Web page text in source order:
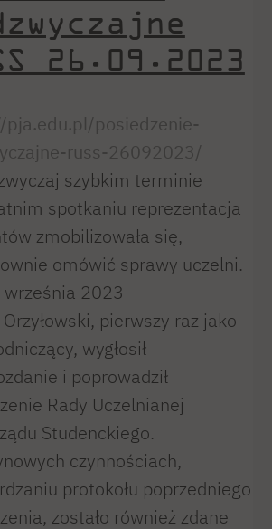
26.09.2023
posiedzenie-
russ-26092023/
szybkim terminie
spotkaniu reprezentacja
zmobilizowała się,
omówić sprawy uczelni.
września 2023
Orzyłowski, pierwszy raz jako
wygłosił
i poprowadził
Rady Uczelnianej
Studenckiego.
czynnościach,
protokołu poprzedniego
zostało również zdane